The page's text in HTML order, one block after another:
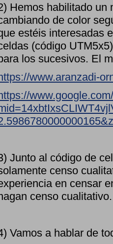
Hemos habilitado un
de color
estéis interesadas
(código
los sucesivos. El
www.aranzadi-
Junto al código de
censo
en censar
censo
Vamos a hablar de